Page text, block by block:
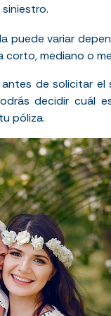
puede variar
mediano o
de solicitar
decidir cuál
póliza.